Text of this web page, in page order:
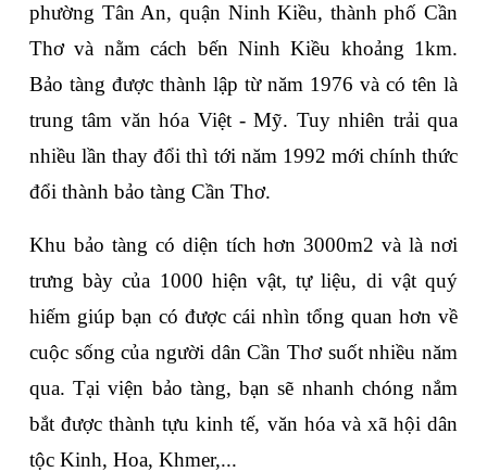
phường Tân An, quận Ninh Kiều, thành phố Cần
Thơ và nằm cách bến Ninh Kiều khoảng 1km.
Bảo tàng được thành lập từ năm 1976 và có tên là
trung tâm văn hóa Việt - Mỹ. Tuy nhiên trải qua
nhiều lần thay đổi thì tới năm 1992 mới chính thức
đổi thành bảo tàng Cần Thơ.
Khu bảo tàng có diện tích hơn 3000m2 và là nơi
trưng bày của 1000 hiện vật, tự liệu, di vật quý
hiếm giúp bạn có được cái nhìn tổng quan hơn về
cuộc sống của người dân Cần Thơ suốt nhiều năm
qua. Tại viện bảo tàng, bạn sẽ nhanh chóng nắm
bắt được thành tựu kinh tế, văn hóa và xã hội dân
tộc Kinh, Hoa, Khmer,...